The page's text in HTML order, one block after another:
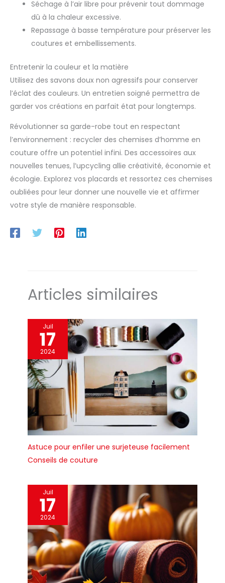
Séchage à l’air libre pour prévenir tout dommage
dû à la chaleur excessive.
Repassage à basse température pour préserver les
coutures et embellissements.
Entretenir la couleur et la matière
Utilisez des savons doux non agressifs pour conserver
l’éclat des couleurs. Un entretien soigné permettra de
garder vos créations en parfait état pour longtemps.
Révolutionner sa garde-robe tout en respectant
l’environnement : recycler des chemises d’homme en
couture offre un potentiel infini. Des accessoires aux
nouvelles tenues, l’upcycling allie créativité, économie et
écologie. Explorez vos placards et ressortez ces chemises
oubliées pour leur donner une nouvelle vie et affirmer
votre style de manière responsable.
Articles similaires
Juil
17
2024
Astuce pour enfiler une surjeteuse facilement
Conseils de couture
Juil
17
2024